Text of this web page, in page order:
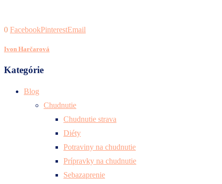
0 FacebookPinterestEmail
Ivon Harčarová
Kategórie
Blog
Chudnutie
Chudnutie strava
Diéty
Potraviny na chudnutie
Prípravky na chudnutie
Sebazaprenie